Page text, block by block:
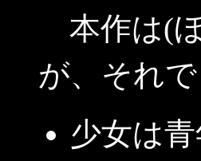
本作は(
が、それ
少女は